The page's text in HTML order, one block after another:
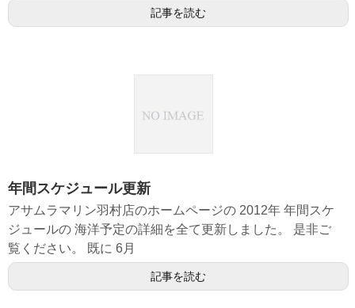
記事を読む
年間スケジュール更新
アサムラマリン羽村店のホームページの 2012年 年間スケ
ジュールの 海洋予定の詳細を全て更新しました。 是非ご
覧ください。 既に 6月
記事を読む